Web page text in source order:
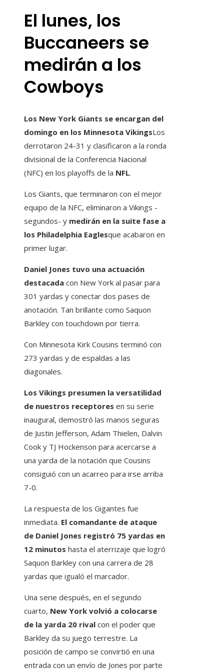
El lunes, los
Buccaneers se
medirán a los
Cowboys
Los New York Giants se encargan del
domingo en los Minnesota VikingsLos
derrotaron 24-31 y clasificaron a la ronda
divisional de la Conferencia Nacional
(NFC) en los playoffs de la NFL.
Los Giants, que terminaron con el mejor
equipo de la NFC, eliminaron a Vikings -
segundos- y medirán en la suite fase a
los Philadelphia Eaglesque acabaron en
primer lugar.
Daniel Jones tuvo una actuación
destacada con New York al pasar para
301 yardas y conectar dos pases de
anotación. Tan brillante como Saquon
Barkley con touchdown por tierra.
Con Minnesota Kirk Cousins ​​terminó con
273 yardas y de espaldas a las
diagonales.
Los Vikings presumen la versatilidad
de nuestros receptores en su serie
inaugural, demostró las manos seguras
de Justin Jefferson, Adam Thielen, Dalvin
Cook y TJ Hockenson para acercarse a
una yarda de la notación que Cousins ​​​​
consiguió con un acarreo para irse arriba
7-0.
La respuesta de los Gigantes fue
inmediata. El comandante de ataque
de Daniel Jones registró 75 yardas en
12 minutos hasta el aterrizaje que logró
Saquon Barkley con una carrera de 28
yardas que igualó el marcador.
Una serie después, en el segundo
cuarto, New York volvió a colocarse
de la yarda 20 rival con el poder que
Barkley da su juego terrestre. La
posición de campo se convirtió en una
entrada con un envío de Jones por parte